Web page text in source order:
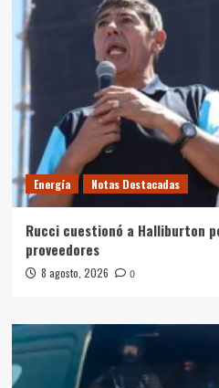
Energía Notas Destacadas
Rucci cuestionó a Halliburton
proveedores
8 agosto, 2026 0